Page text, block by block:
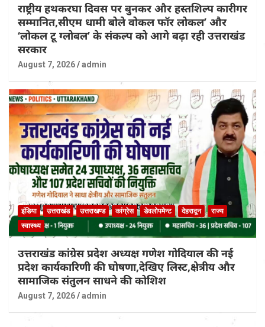
राष्ट्रीय हथकरघा दिवस पर बुनकर और हस्तशिल्प कारीगर
सम्मानित,सीएम धामी बोले वोकल फॉर लोकल’ और
‘लोकल टू ग्लोबल’ के संकल्प को आगे बढ़ा रही उत्तराखंड
सरकार
August 7, 2026 admin
इंडिया उत्तराखंड उत्तराखण्ड कांग्रेस डेवलोपमेन्ट देहरादून
राज्य
स्वास्थ्य
उत्तराखंड कांग्रेस प्रदेश अध्यक्ष गणेश गोदियाल की नई
प्रदेश कार्यकारिणी की घोषणा,देखिए लिस्ट,क्षेत्रीय और
सामाजिक संतुलन साधने की कोशिश
August 7, 2026 admin